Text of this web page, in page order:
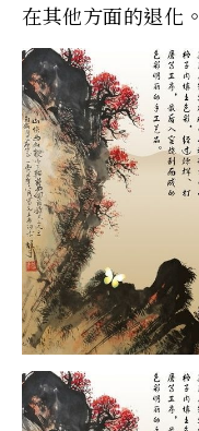
在其他方面的退化。